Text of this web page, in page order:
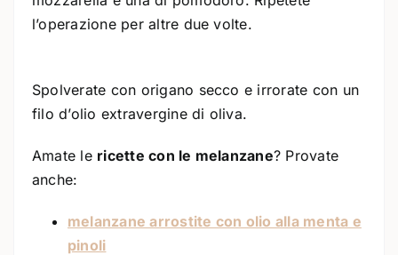
l’operazione per altre due volte.
Spolverate con origano secco e irrorate con un
filo d’olio extravergine di oliva.
Amate le ricette con le melanzane? Provate
anche:
melanzane arrostite con olio alla menta e
pinoli